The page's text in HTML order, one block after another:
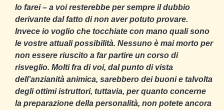
lo farei – a voi resterebbe per sempre il dubbio
derivante dal fatto di non aver potuto provare.
Invece io voglio che tocchiate con mano quali sono
le vostre attuali possibilità. Nessuno è mai morto per
non essere riuscito a far partire un corso di
risveglio. Molti fra di voi, dal punto di vista
dell’anzianità animica, sarebbero dei buoni e talvolta
degli ottimi istruttori, tuttavia, per quanto concerne
la preparazione della personalità, non potete ancora